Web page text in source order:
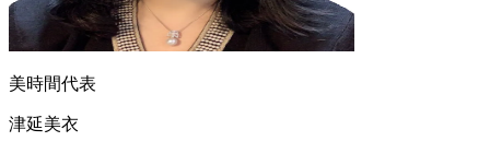
美時間代表
津延美衣